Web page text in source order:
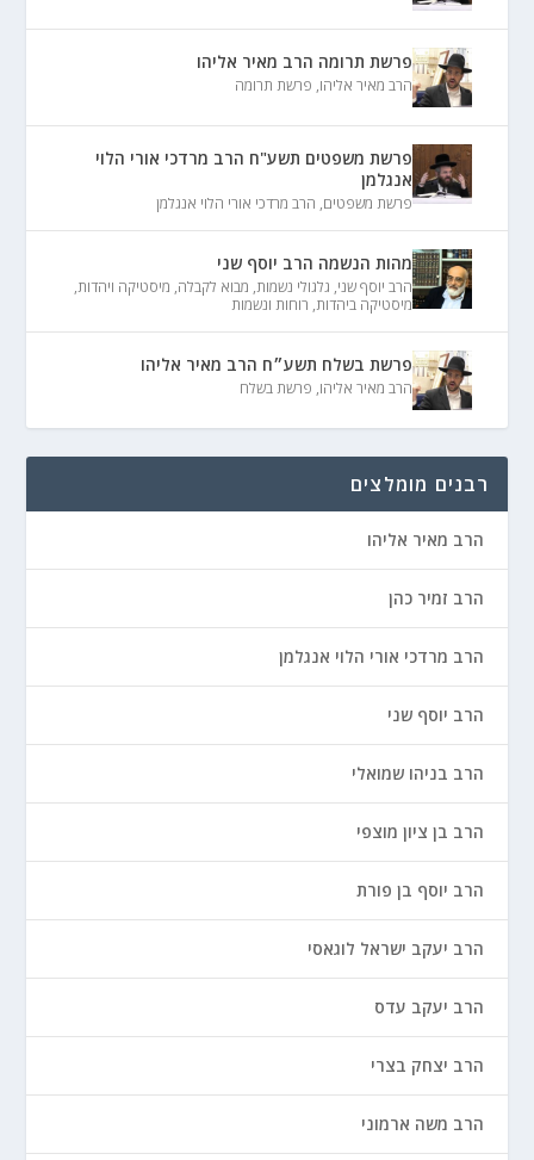
פרשת תרומה הרב מאיר אליהו
הרב מאיר אליהו, פרשת תרומה
פרשת משפטים תשע"ח הרב מרדכי אורי הלוי
אנגלמן
פרשת משפטים, הרב מרדכי אורי הלוי אנגלמן
מהות הנשמה הרב יוסף שני
הרב יוסף שני, גלגולי נשמות, מבוא לקבלה, מיסטיקה ויהדות,
מיסטיקה ביהדות, רוחות ונשמות
פרשת בשלח תשע״ח הרב מאיר אליהו
הרב מאיר אליהו, פרשת בשלח
רבנים מומלצים
הרב מאיר אליהו
הרב זמיר כהן
הרב מרדכי אורי הלוי אנגלמן
הרב יוסף שני
הרב בניהו שמואלי
הרב בן ציון מוצפי
הרב יוסף בן פורת
הרב יעקב ישראל לוגאסי
הרב יעקב עדס
הרב יצחק בצרי
הרב משה ארמוני